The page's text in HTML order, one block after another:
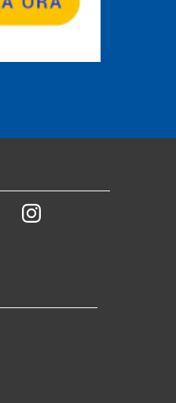
YoutubeInstagram